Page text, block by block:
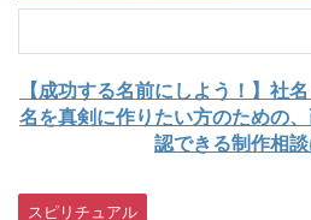
【成功する名前にしよう！】社
名を真剣に作りたい方のための
認できる制作相
スピリチュアル